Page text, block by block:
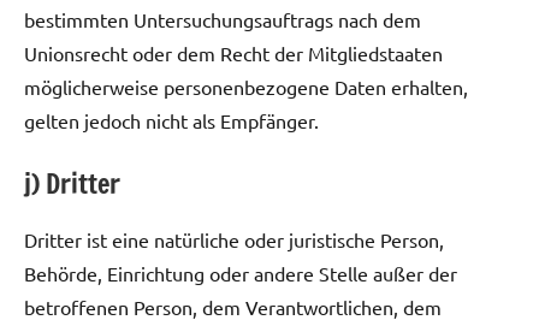
bestimmten Untersuchungsauftrags nach dem
Unionsrecht oder dem Recht der Mitgliedstaaten
möglicherweise personenbezogene Daten erhalten,
gelten jedoch nicht als Empfänger.
j) Dritter
Dritter ist eine natürliche oder juristische Person,
Behörde, Einrichtung oder andere Stelle außer der
betroffenen Person, dem Verantwortlichen, dem